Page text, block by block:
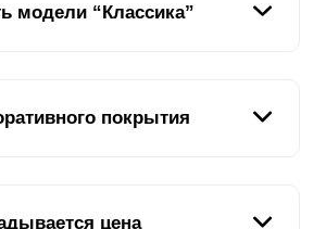
модели “Классика”
есть модель “Ранчо”, в которой
доски и расположены
что такой забор, это в какой-то
покрытия
используется два типа
цена